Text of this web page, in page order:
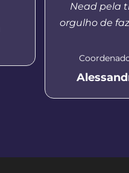
Nead pela
orgulho de